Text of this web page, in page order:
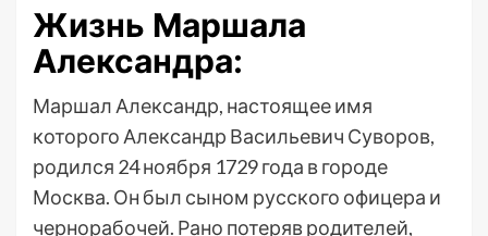
Жизнь Маршала
Александра:
Маршал Александр, настоящее имя
которого Александр Васильевич Суворов,
родился 24 ноября 1729 года в городе
Москва. Он был сыном русского офицера и
чернорабочей. Рано потеряв родителей,